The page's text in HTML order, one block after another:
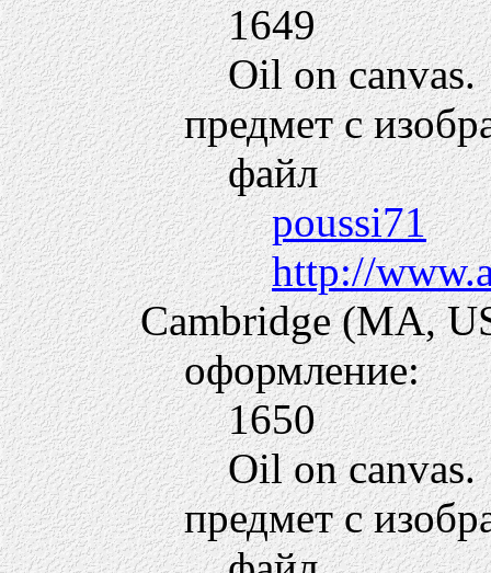
1649
Oil on canvas.
предмет с
файл
poussi71
http://
Cambridge (MA,
оформление:
1650
Oil on canvas.
предмет с